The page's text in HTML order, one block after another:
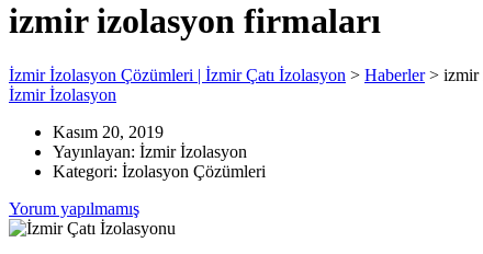
izmir izolasyon firmaları
İzmir İzolasyon Çözümleri | İzmir Çatı İzolasyon > Haberler> izmir
İzmir İzolasyon
Kasım 20, 2019
Yayınlayan: İzmir İzolasyon
Kategori: İzolasyon Çözümleri
Yorum yapılmamış